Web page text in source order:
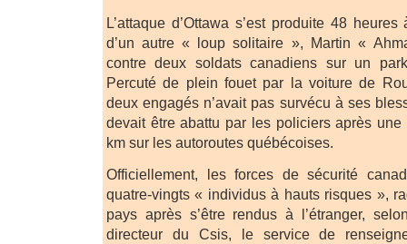
L’attaque d’Ottawa s’est produite 48
d’un autre « loup solitaire », Martin «
contre deux soldats canadiens sur un
Percuté de plein fouet par la voiture de
deux engagés n’avait pas survécu à ses
devait être abattu par les policiers après
km sur les autoroutes québécoises.
Officiellement, les forces de sécurité
quatre-vingts « individus à hauts risques »,
pays après s’être rendus à l’étranger,
directeur du Csis, le service de